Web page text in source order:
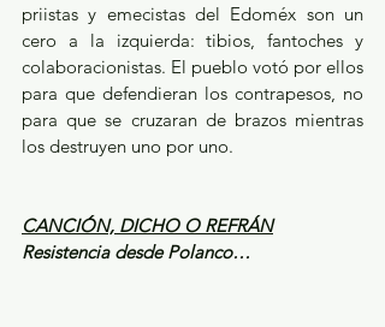
priistas y emecistas del Edoméx son un
cero a la izquierda: tibios, fantoches y
colaboracionistas. El pueblo votó por ellos
para que defendieran los contrapesos, no
para que se cruzaran de brazos mientras
los destruyen uno por uno.
CANCIÓN, DICHO O REFRÁN
Resistencia desde Polanco…